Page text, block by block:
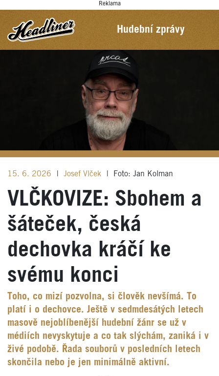
Reklama
Hudební zprávy
15. 6. 2026 Josef Vlček Foto: Jan Kolman
VLČKOVIZE: Sbohem a
šáteček, česká
dechovka kráčí ke
svému konci
Toho, co mizí pozvolna, si člověk nevšímá. To
platí i o dechovce. Ještě v sedmdesátých letech
masově nejoblíbenější hudební žánr se už v
médiích nevyskytuje a co tak slýchám, zaniká i v
živé podobě. Řada souborů v posledních letech
skončila nebo je jen minimálně aktivní.